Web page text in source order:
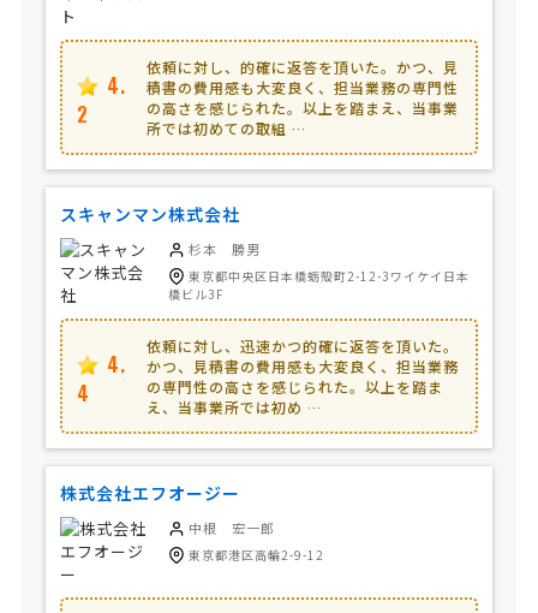
4.
2
依頼に対し、的確に返答を頂いた。かつ、見
積書の費用感も大変良く、担当業務の専門性
の高さを感じられた。以上を踏まえ、当事業
所では初めての取組 …
スキャンマン株式会社
杉本 勝男
東京都中央区日本橋蛎殻町2-12-3ワイケイ日本
橋ビル3F
4.
4
依頼に対し、迅速かつ的確に返答を頂いた。
かつ、見積書の費用感も大変良く、担当業務
の専門性の高さを感じられた。以上を踏ま
え、当事業所では初め …
株式会社エフオージー
中根 宏一郎
東京都港区高輪2-9-12